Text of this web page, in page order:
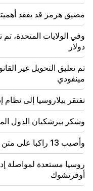
18:51
في مينفودي
لمجتمع تاتيف مراد
18:19
تفتقر بيلاروسيا إلى
يجب حماية الكنيسة
لإنهاء كل هذا هو تغيير
09:28
سيحاولون الفوز
مضيق هرمز قد يفقد
دولار
مينفودي
تفتقر بيلاروسيا إلى نظام
وشكر بيزشكيان الدول
وأصيب 13 راكبا على متن الطائرة. الهند
روسيا مستعدة لمواصلة
أوفرتشوك